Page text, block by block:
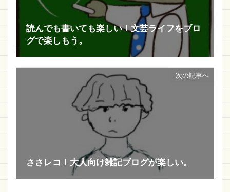
読んでも書いても楽しい！文芸ライフをブロ
グで楽しもう。
次の記事へ
ささレコ！大人向け雑記ブログが楽しい。